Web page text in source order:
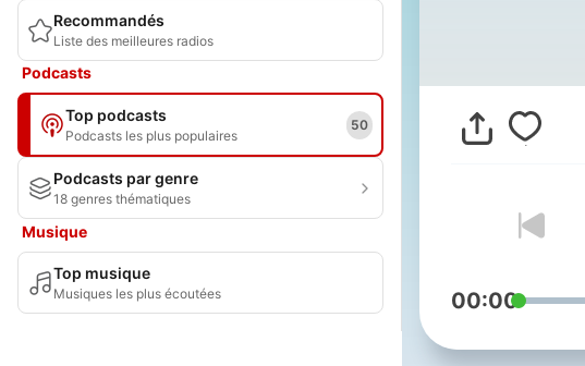
Recommandés
Liste des meilleures radios
Podcasts
Top podcasts
Podcasts les plus populaires
50
Podcasts par genre
18 genres thématiques
Musique
Top musique
Musiques les plus écoutées 00:00